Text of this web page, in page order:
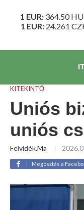
1 EUR: 364.50
1 EUR: 24.261
KITEKINTŐ
Uniós
uniós
Felvidék.ma
Megosztás a